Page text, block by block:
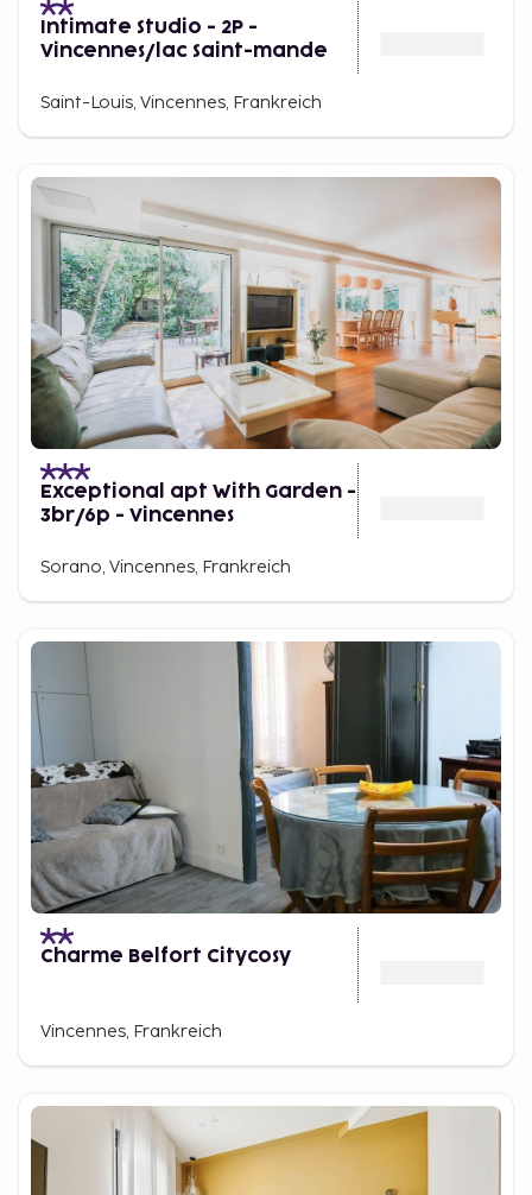
Intimate Studio - 2P -
Vincennes/lac Saint-mande
Saint-Louis, Vincennes, Frankreich
Exceptional apt With Garden -
3br/6p - Vincennes
Sorano, Vincennes, Frankreich
Charme Belfort Citycosy
Vincennes, Frankreich